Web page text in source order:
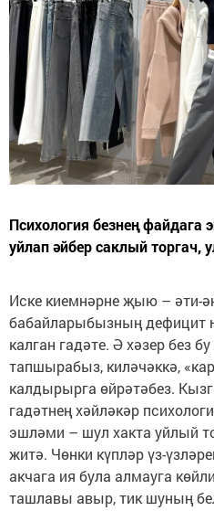
Психология безнең файдага
уйлап әйбер саклый торгач,
Иске киемнәрне җыю – әти-
бабайларыбызның дефицит
калган гадәте. Ә хәзер без
тапшырабыз, киләчәккә,
калдырырга өйрәтәбез.
гадәтнең хәйләкәр
эшләми – шул хакта уйлый
житә. Чөнки күпләр үз-
акчага ия була алмауга
ташлавы авыр, тик шуның